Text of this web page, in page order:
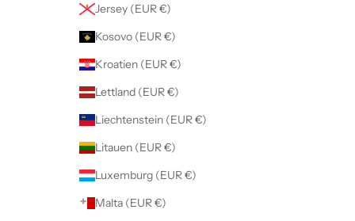
Jersey (EUR €)
Kosovo (EUR €)
Kroatien (EUR €)
Lettland (EUR €)
Liechtenstein (EUR €)
Litauen (EUR €)
Luxemburg (EUR €)
Malta (EUR €)